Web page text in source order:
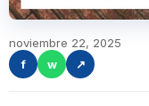
noviembre 22, 2025
f
w ↗